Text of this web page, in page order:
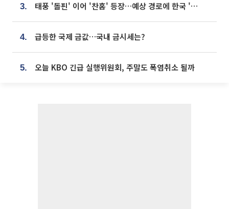
3. 태풍 '돌핀' 이어 '찬홈' 등장…예상 경로에 한국 '한숨'
4. 급등한 국제 금값…국내 금시세는?
5. 오늘 KBO 긴급 실행위원회, 주말도 폭염취소 될까